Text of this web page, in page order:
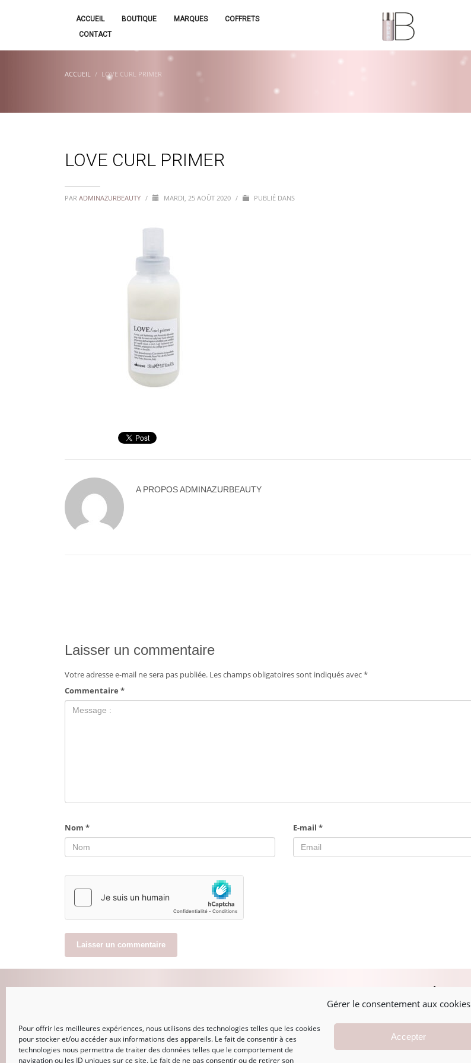
Gérer le consentement aux cookies
Pour offrir les meilleures expériences, nous utilisons des technologies telles que les cookies
pour stocker et/ou accéder aux informations des appareils. Le fait de consentir à ces
technologies nous permettra de traiter des données telles que le comportement de
navigation ou les ID uniques sur ce site. Le fait de ne pas consentir ou de retirer son
Accepter
ACCUEIL BOUTIQUE MARQUES
COFFRETS
CONTACT
ACCUEIL LOVE CURL PRIMER
LOVE CURL PRIMER
PARADMINAZURBEAUTY / MARDI, 25 AOÛT 2020 / PUBLIÉ DANS
A PROPOSADMINAZURBEAUTY
Laisser un commentaire
Votre adresse e-mail ne sera pas publiée. Les champs obligatoires sont indiqués avec*
Commentaire*
Nom* E-mail*
CONNEXION
Mot de passe perdu
Accueil
CGV